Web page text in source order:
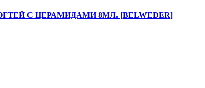
С ЦЕРАМИДАМИ 8МЛ. [BELWEDER]